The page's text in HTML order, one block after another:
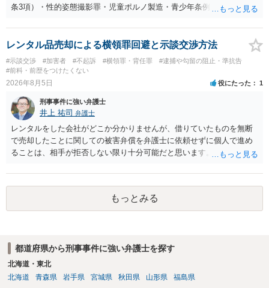
条3項）・性的姿態撮影罪・児童ポルノ製造・青少年条例違反（わいせ
で、警察にバレれば、それなりの捜査を受けるでしょう。
レンタル品売却による横領罪回避と示談交渉方法
#示談交渉 #加害者 #不起訴 #横領罪・背任罪
#逮捕や勾留の阻止・準抗告
#前科・前歴をつけたくない
2026年8月5日 役にたった 1
刑事事件に強い弁護士
井上 祐司 弁護士
レンタルをした会社がどこか分かりませんが、借りていたものを無断
で売却したことに関しての被害弁償を弁護士に依頼せずに個人で進め
ることは、相手が拒否しない限り十分可能だと思います。 見積を出し
か）、弁護士に法律相談において助言をもらえば足りるでしょう。
もっとみる
都道府県から刑事事件に強い弁護士を探す
北海道・東北
北海道
青森県 岩手県 宮城県 秋田県 山形県 福島県